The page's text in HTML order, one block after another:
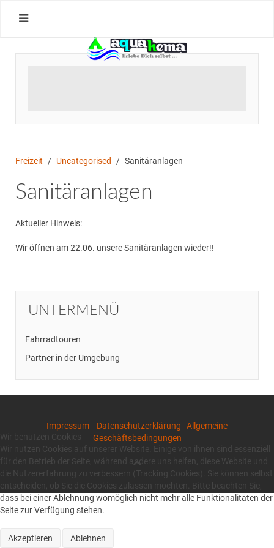
Freizeit Uncategorised Sanitäranlagen
Sanitäranlagen
Aktueller Hinweis:
Wir öffnen am 22.06. unsere Sanitäranlagen wieder!!
UNTERMENÜ
Fahrradtouren
Partner in der Umgebung
Impressum Datenschutzerklärung
Allgemeine
Geschäftsbedingungen
Wir benutzen Cookies
Wir nutzen Cookies auf unserer Website. Einige von ihnen sind essenziell
für den Betrieb der Seite, während andere uns helfen, diese Website und
die Nutzererfahrung zu verbessern (Tracking Cookies). Sie können selbst
entscheiden, ob Sie die Cookies zulassen möchten. Bitte beachten Sie,
dass bei einer Ablehnung womöglich nicht mehr alle Funktionalitäten der
Seite zur Verfügung stehen.
Akzeptieren Ablehnen